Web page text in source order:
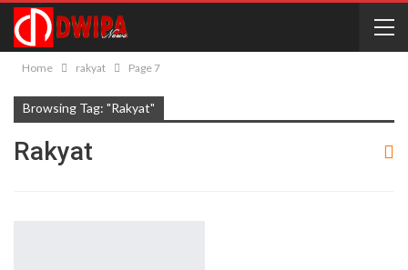
Home rakyat Page 7
Browsing Tag: "rakyat"
Rakyat